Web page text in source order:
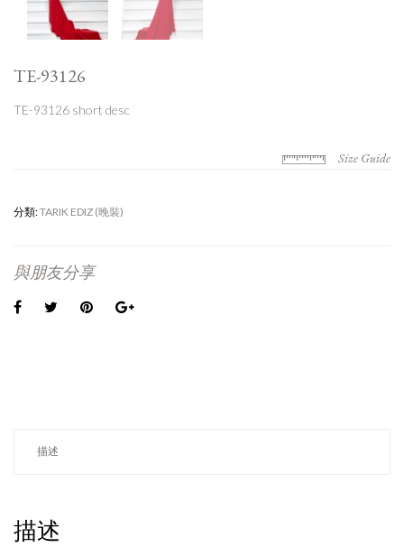
TE-93126
TE-93126 short desc
Size Guide
分類:TARIK EDIZ (晚裝)
與朋友分享
描述
描述